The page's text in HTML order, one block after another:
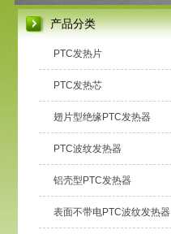
产品分类
PTC发热片
PTC发热芯
翅片型绝缘PTC发热器
PTC波纹发热器
铝壳型PTC发热器
表面不带电PTC波纹发热器